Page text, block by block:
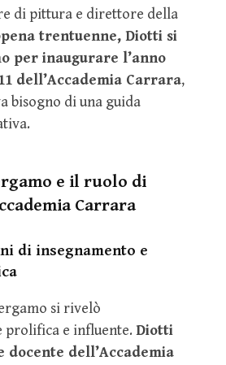
di pittura e direttore della
trentuenne, Diotti si
per inaugurare l’anno
dell’Accademia Carrara,
bisogno di una guida
e il ruolo di
Carrara
di insegnamento e
si rivelò
e influente. Diotti
dell’Accademia